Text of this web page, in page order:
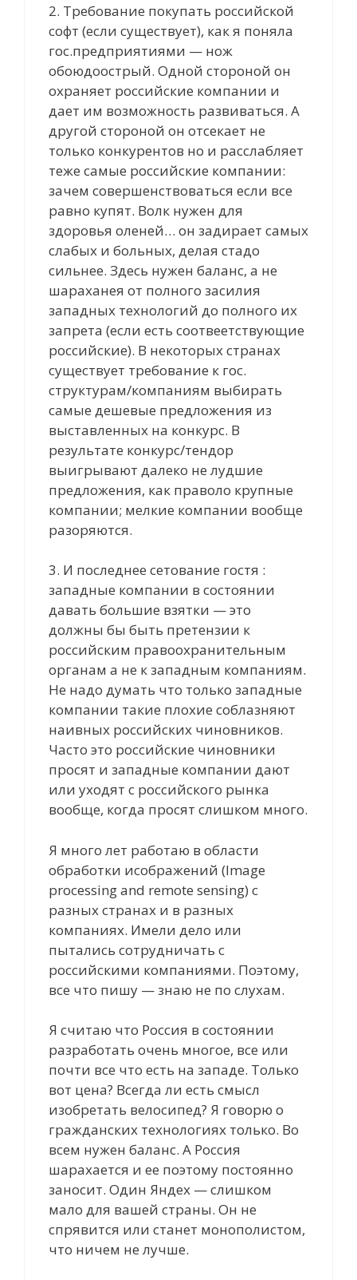
2. Требование покупать российской
софт (если существует), как я поняла
гос.предприятиями — нож
обоюдоострый. Одной стороной он
охраняет российские компании и
дает им возможность развиваться. А
другой стороной он отсекает не
только конкурентов но и расслабляет
теже самые российские компании:
зачем совершенствоваться если все
равно купят. Волк нужен для
здоровья оленей… он задирает самых
слабых и больных, делая стадо
сильнее. Здесь нужен баланс, а не
шараханея от полного засилия
западных технологий до полного их
запрета (если есть соотвеетствующие
российские). В некоторых странах
существует требование к гос.
структурам/компаниям выбирать
самые дешевые предложения из
выставленных на конкурс. В
результате конкурс/тендор
выигрывают далеко не лудшие
предложения, как праволо крупные
компании; мелкие компании вообще
разоряются.
3. И последнее сетование гостя :
западные компании в состоянии
давать большие взятки — это
должны бы быть претензии к
российским правоохранительным
органам а не к западным компаниям.
Не надо думать что только западные
компании такие плохие соблазняют
наивных российских чиновников.
Часто это российские чиновники
просят и западные компании дают
или уходят с российского рынка
вообще, когда просят слишком много.
Я много лет работаю в области
обработки исображений (Image
processing and remote sensing) с
разных странах и в разных
компаниях. Имели дело или
пытались сотрудничать с
российскими компаниями. Поэтому,
все что пишу — знаю не по слухам.
Я считаю что Россия в состоянии
разработать очень многое, все или
почти все что есть на западе. Только
вот цена? Всегда ли есть смысл
изобретать велосипед? Я говорю о
гражданских технологиях только. Во
всем нужен баланс. А Россия
шарахается и ее поэтому постоянно
заносит. Один Яндех — слишком
мало для вашей страны. Он не
спрявится или станет монополистом,
что ничем не лучше.